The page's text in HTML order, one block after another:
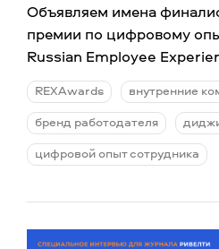
Объявляем имена
премии по цифровому
Russian Employee
REXAwards
внутренние
бренд работодателя
цифровой опыт сотрудника